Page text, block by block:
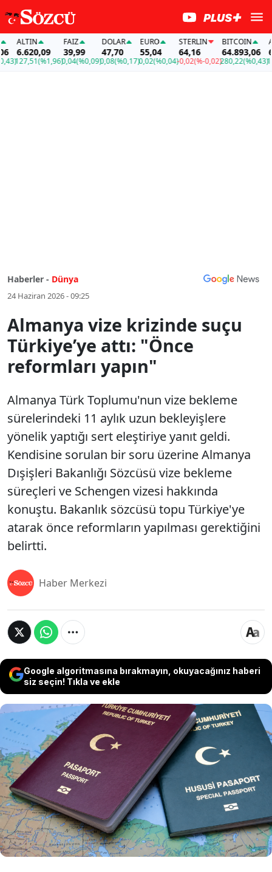
ALTIN
6.620,09
127,51(%1,96)
FAİZ
39,99
0,04(%0,09)
DOLAR
47,70
0,08(%0,17)
EURO
55,04
0,02(%0,04)
STERLIN
64,16
-0,02(%-0,02)
BITCOIN
64.893,06
280,22(%0,43)
Haberler - Dünya
24 Haziran 2026 - 09:25
Almanya vize krizinde suçu
Türkiye’ye attı: "Önce
reformları yapın"
Almanya Türk Toplumu'nun vize bekleme
sürelerindeki 11 aylık uzun bekleyişlere
yönelik yaptığı sert eleştiriye yanıt geldi.
Kendisine sorulan bir soru üzerine Almanya
Dışişleri Bakanlığı Sözcüsü vize bekleme
süreçleri ve Schengen vizesi hakkında
konuştu. Bakanlık sözcüsü topu Türkiye'ye
atarak önce reformların yapılması gerektiğini
belirtti.
Haber Merkezi
Google algoritmasına bırakmayın, okuyacağınız haberi
siz seçin! Tıkla ve ekle
Almanya Türk Toplumu'nun vize bekleme
sürelerindeki 11 aylık uzun bekleyişlere yönelik
yaptığı sert eleştiriye yanıt geldi. Kendisine
sorulan bir soru üzerine Almanya Dışişleri
Bakanlığı Sözcüsü vize bekleme süreçleri ve
Schengen vizesi hakkında konuştu. Bakanlık
sözcüsü topu Türkiye'ye atarak önce reformların
yapılması gerektiğini belirtti.